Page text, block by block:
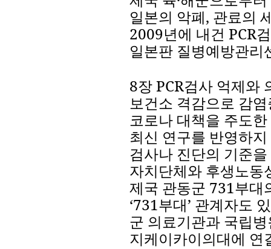
일본의 악폐, 관료의
2009년에 내건 PCR
일본판 질병예방관리
8장 PCR검사 억제와
보건소 격감으로 감
코로나 대책을 주도한
최신 연구를 반영하지
검사나 진단의 기준을
자치단체와 후생노동
제국 관동군 731부대
‘731부대’ 관계자도
군 의료기관과 국립
지케이카이의대에 연